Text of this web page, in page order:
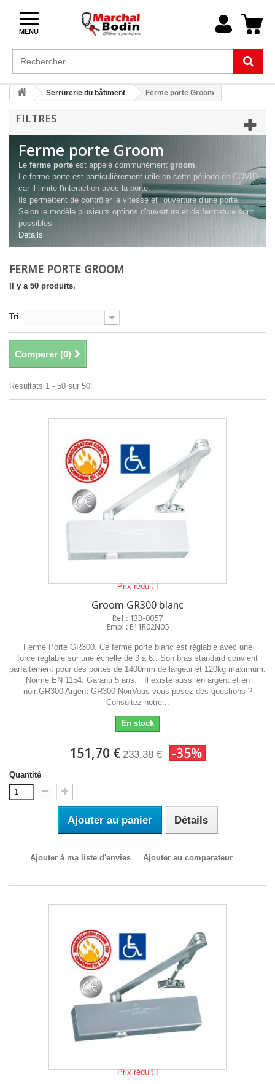
MENU
Serrurerie du bâtiment Ferme porte Groom
FILTRES
Ferme porte Groom
Le ferme porte est appelé communément groom.
Le ferme porte est particulièrement utile en cette période de COVID
car il limite l'interaction avec la porte.
Ils permettent de contrôler la vitesse et l'ouverture d'une porte.
Selon le modèle plusieurs options d'ouverture et de fermeture sont
possibles
Détails
FERME PORTE GROOM
Il y a 50 produits.
Tri --
Comparer (0)
Résultats 1 - 50 sur 50.
Prix réduit !
Groom GR300 blanc
Ref : 133-0057
Empl : E11R02N05
Ferme Porte GR300. Ce ferme porte blanc est réglable avec une
force réglable sur une échelle de 3 à 6.. Son bras standard convient
parfaitement pour des portes de 1400mm de largeur et 120kg maximum.
Norme EN 1154. Garanti 5 ans. Il existe aussi en argent et en
noir:GR300 Argent GR300 NoirVous vous posez des questions ?
Consultez notre...
En stock
151,70 € 233,38 € -35%
Quantité
Ajouter au panier Détails
Ajouter à ma liste d'envies Ajouter au comparateur
Prix réduit !